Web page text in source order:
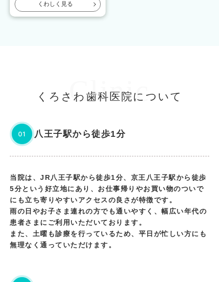
くわしく見る
Clinic
くろさわ歯科医院について
01 八王子駅から徒歩1分
当院は、JR八王子駅から徒歩1分、京王八王子駅から徒歩
5分という好立地にあり、お仕事帰りやお買い物のついで
にも立ち寄りやすいアクセスの良さが特徴です。
雨の日やお子さま連れの方でも通いやすく、幅広い年代の
患者さまにご利用いただいております。
また、土曜も診療を行っているため、平日が忙しい方にも
無理なく通っていただけます。